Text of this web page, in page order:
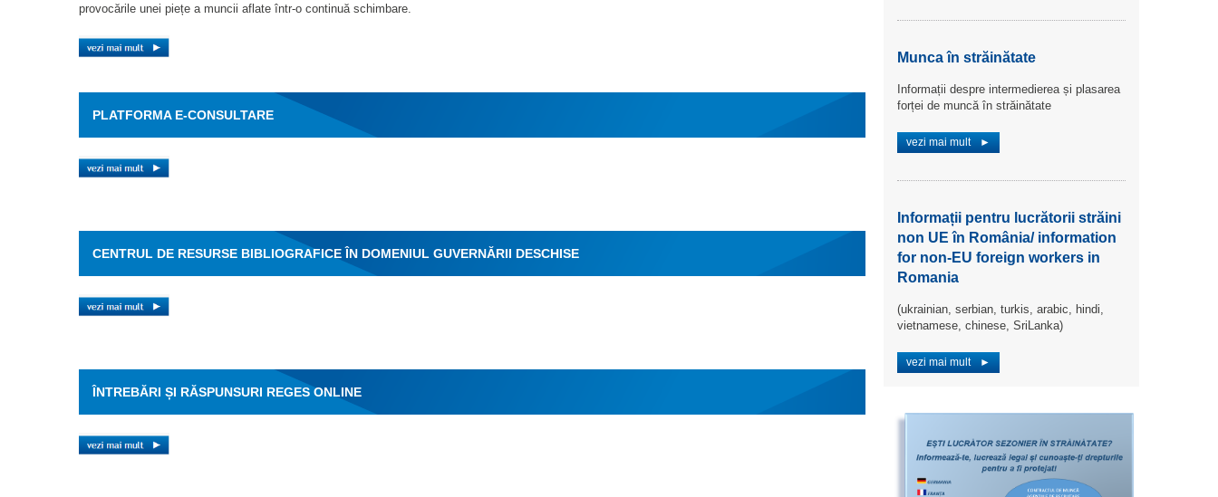
provocările unei piețe a muncii aflate într-o continuă schimbare.
PLATFORMA E-CONSULTARE
CENTRUL DE RESURSE BIBLIOGRAFICE ÎN DOMENIUL GUVERNĂRII DESCHISE
ÎNTREBĂRI ȘI RĂSPUNSURI REGES ONLINE
Munca în străinătate
Informații despre intermedierea și plasarea
forței de muncă în străinătate
vezi mai mult ►
Informații pentru lucrătorii străini
non UE în România/ information
for non-EU foreign workers in
Romania
(ukrainian, serbian, turkis, arabic, hindi,
vietnamese, chinese, SriLanka)
vezi mai mult ►